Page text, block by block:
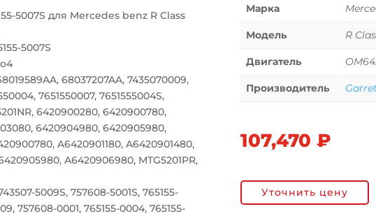
5007S для Mercedes benz R Class
5007S
68037207AA, 7435070009,
7651550007, 7651555004S,
6420900280, 6420900780,
6420904980, 6420905980,
A6420901180, A6420901480,
A6420906980, MTG5201PR,
5009S, 757608-5001S, 765155-
757608-0001, 765155-0004, 765155-
Марка
Модель R
Двигатель
Производитель
107,470 ₽
Уточнить цену